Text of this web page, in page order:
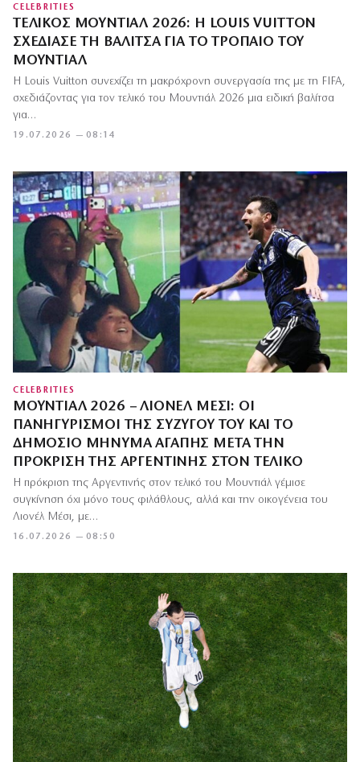
CELEBRITIES
ΤΕΛΙΚΌΣ ΜΟΥΝΤΙΆΛ 2026: Η LOUIS VUITTON
ΣΧΕΔΊΑΣΕ ΤΗ ΒΑΛΊΤΣΑ ΓΙΑ ΤΟ ΤΡΌΠΑΙΟ ΤΟΥ
ΜΟΥΝΤΙΆΛ
19.07.2026 — 08:14
Η Louis Vuitton συνεχίζει τη μακρόχρονη συνεργασία της με τη FIFA,
σχεδιάζοντας για τον τελικό του Μουντιάλ 2026 μια ειδική βαλίτσα
για…
CELEBRITIES
ΜΟΥΝΤΙΆΛ 2026 – ΛΙΟΝΈΛ ΜΈΣΙ: ΟΙ
ΠΑΝΗΓΥΡΙΣΜΟΊ ΤΗΣ ΣΥΖΎΓΟΥ ΤΟΥ ΚΑΙ ΤΟ
ΔΗΜΌΣΙΟ ΜΉΝΥΜΑ ΑΓΆΠΗΣ ΜΕΤΆ ΤΗΝ
ΠΡΌΚΡΙΣΗ ΤΗΣ ΑΡΓΕΝΤΙΝΉΣ ΣΤΟΝ ΤΕΛΙΚΌ
16.07.2026 — 08:50
Η πρόκριση της Αργεντινής στον τελικό του Μουντιάλ γέμισε
συγκίνηση όχι μόνο τους φιλάθλους, αλλά και την οικογένεια του
Λιονέλ Μέσι, με…